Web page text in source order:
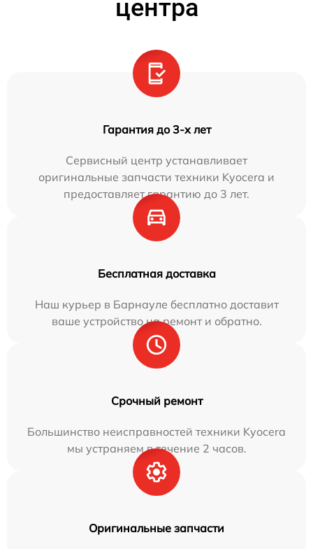
центра
Гарантия до 3-х лет
Сервисный центр устанавливает
оригинальные запчасти техники Kyocera и
предоставляет гарантию до 3 лет.
Бесплатная доставка
Наш курьер в Барнауле бесплатно доставит
ваше устройство на ремонт и обратно.
Срочный ремонт
Большинство неисправностей техники Kyocera
мы устраняем в течение 2 часов.
Оригинальные запчасти